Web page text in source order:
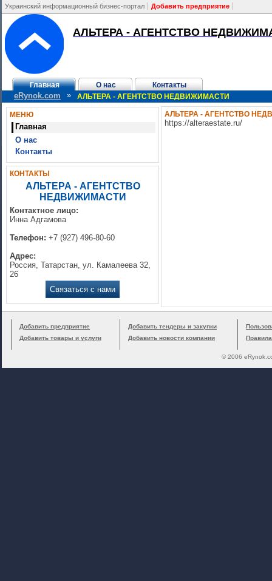
Украинский информационный бизнес-портал Добавить предприятие
АЛЬТЕРА - АГЕНТСТВО
Главная О нас Контакты
eRynok.com » АЛЬТЕРА - АГЕНТСТВО НЕДВИЖИМАСТИ
МЕНЮ
Главная
О нас
Контакты
КОНТАКТЫ
АЛЬТЕРА - АГЕНТСТВО
НЕДВИЖИМАСТИ
Контактное лицо:
Инна Адгамова
Телефон: +7 (927) 496-80-60
Адрес:
Россия, Татарстан, ул. Камалеева 32,
26
Связаться с нами
АЛЬТЕРА - АГЕНТСТВО
https://alteraestate.ru/
Добавить предприятие
Добавить товары и услуги
Добавить тендеры и закупки
Добавить новости компании
© 2006